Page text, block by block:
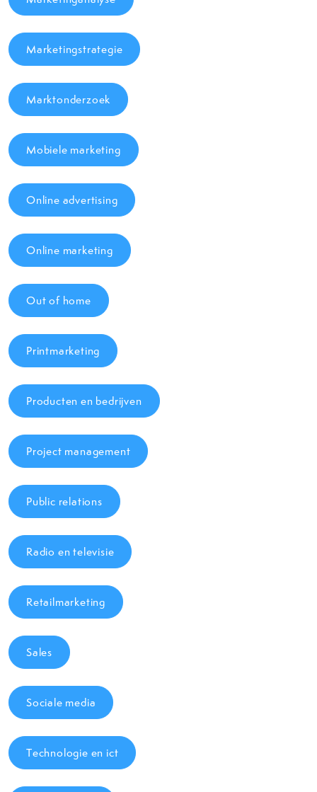
Marketingstrategie
Marktonderzoek
Mobiele marketing
Online advertising
Online marketing
Out of home
Printmarketing
Producten en bedrijven
Project management
Public relations
Radio en televisie
Retailmarketing
Sales
Sociale media
Technologie en ict